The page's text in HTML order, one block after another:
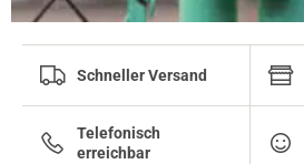
Schneller Versand
Telefonisch
erreichbar